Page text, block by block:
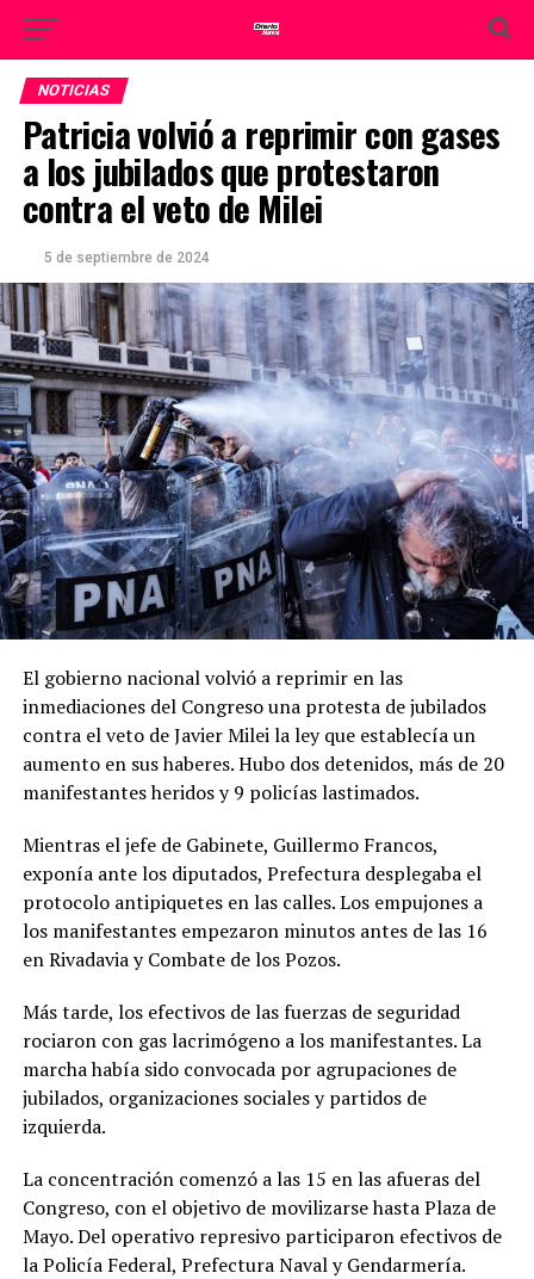
NOTICIAS
Patricia volvió a reprimir con gases
a los jubilados que protestaron
contra el veto de Milei
5 de septiembre de 2024
El gobierno nacional volvió a reprimir en las
inmediaciones del Congreso una protesta de jubilados
contra el veto de Javier Milei la ley que establecía un
aumento en sus haberes. Hubo dos detenidos, más de 20
manifestantes heridos y 9 policías lastimados.
Mientras el jefe de Gabinete, Guillermo Francos,
exponía ante los diputados, Prefectura desplegaba el
protocolo antipiquetes en las calles. Los empujones a
los manifestantes empezaron minutos antes de las 16
en Rivadavia y Combate de los Pozos.
Más tarde, los efectivos de las fuerzas de seguridad
rociaron con gas lacrimógeno a los manifestantes. La
marcha había sido convocada por agrupaciones de
jubilados, organizaciones sociales y partidos de
izquierda.
La concentración comenzó a las 15 en las afueras del
Congreso, con el objetivo de movilizarse hasta Plaza de
Mayo. Del operativo represivo participaron efectivos de
la Policía Federal, Prefectura Naval y Gendarmería.